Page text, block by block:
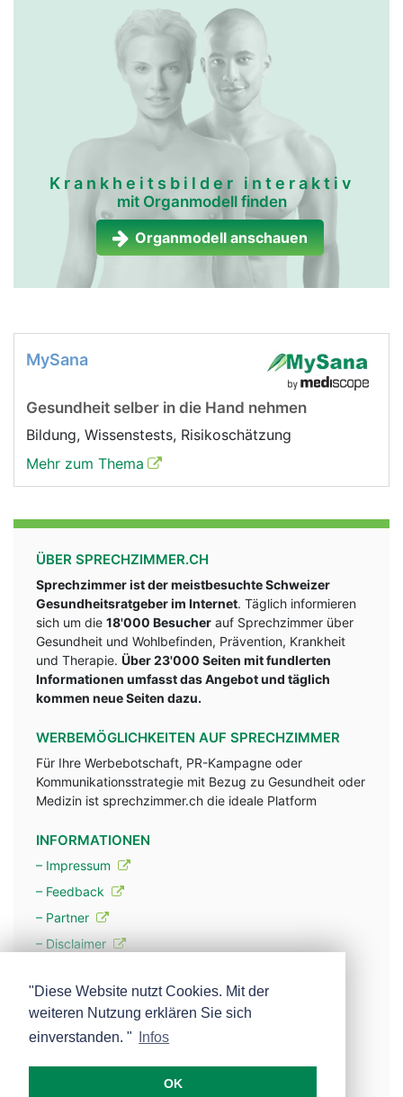
Krankheitsbilder interaktiv
mit Organmodell finden
Organmodell anschauen
MySana
Gesundheit selber in die Hand nehmen
Bildung, Wissenstests, Risikoschätzung
Mehr zum Thema
ÜBER SPRECHZIMMER.CH
Sprechzimmer ist der meistbesuchte Schweizer
Gesundheitsratgeber im Internet. Täglich informieren
sich um die 18'000 Besucher auf Sprechzimmer über
Gesundheit und Wohlbefinden, Prävention, Krankheit
und Therapie. Über 23'000 Seiten mit fundlerten
Informationen umfasst das Angebot und täglich
kommen neue Seiten dazu.
WERBEMÖGLICHKEITEN AUF SPRECHZIMMER
Für Ihre Werbebotschaft, PR-Kampagne oder
Kommunikationsstrategie mit Bezug zu Gesundheit oder
Medizin ist sprechzimmer.ch die ideale Platform
INFORMATIONEN
– Impressum
– Feedback
– Partner
– Disclaimer
– Werbung
– Mehr über unsere Experten
"Diese Website nutzt Cookies. Mit der
weiteren Nutzung erklären Sie sich
einverstanden. "
Infos
OK